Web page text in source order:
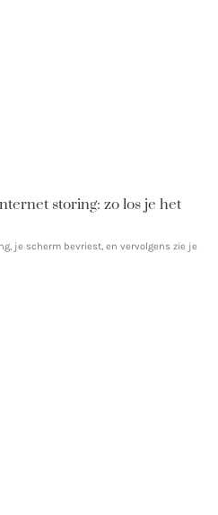
storing: zo los je het
je scherm bevriest, en vervolgens zie je